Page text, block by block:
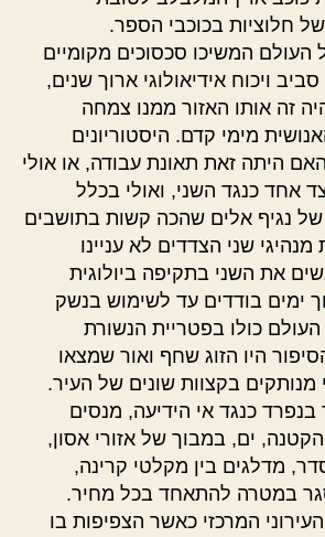
חלוציות בכוכבי הספר.
העולם המשיכו סכסוכים מקומיים
ויכוח אידיאולוגי ארוך שנים,
זה אותו האזור ממנו צמחה
מימי קדם. היסטוריונים
היתה זאת תאונת עבודה, או אולי
אחד כנגד השני, ואולי בכלל
נגיף אלים שהכה קשות בתושבים
שני הצדדים לא עניינו
את השני בתקיפה ביולוגית
ימים בודדים עד לשימוש בנשק
כולו בפטריית הנשורת
היו הזוג שחף ואור שמצאו
מנותקים בקצוות שונים של העיר.
כנגד אי הידיעה, מנסים
ים, במבוך של אזורי אסון,
מדלגים בין מקלטי קרינה,
במטרה להתאחד בכל מחיר.
המרכזי כאשר הצפיפות בו